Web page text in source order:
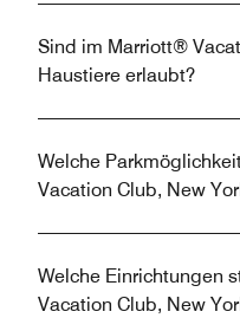
Sind im Marriott®
Haustiere erlaubt?
Welche
Vacation Club, New
Welche Einrichtungen
Vacation Club, New